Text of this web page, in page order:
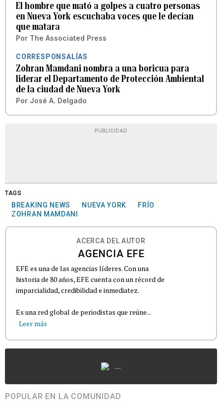
El hombre que mató a golpes a cuatro personas
en Nueva York escuchaba voces que le decían
que matara
Por The Associated Press
CORRESPONSALÍAS
Zohran Mamdani nombra a una boricua para
liderar el Departamento de Protección Ambiental
de la ciudad de Nueva York
Por José A. Delgado
PUBLICIDAD
TAGS
BREAKING NEWS NUEVA YORK
FRÍO
ZOHRAN MAMDANI
ACERCA DEL AUTOR
AGENCIA EFE
EFE es una de las agencias líderes. Con una
historia de 80 años, EFE cuenta con un récord de
imparcialidad, credibilidad e inmediatez.
Es una red global de periodistas que reúne...
Leer más
...
POPULAR EN LA COMUNIDAD